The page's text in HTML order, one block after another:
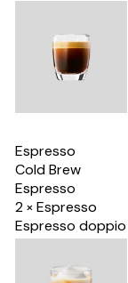
Espresso
Cold Brew
Espresso
2 × Espresso
Espresso doppio